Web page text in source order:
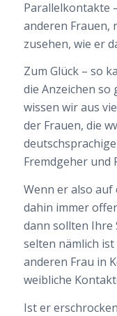
Parallelkontakte
anderen Frauen,
zusehen, wie er
Zum Glück – so
die Anzeichen so
wissen wir aus
der Frauen, die
Fremdgeher und
Wenn er also auf
dahin immer
dann sollten Ihre
selten nämlich
anderen Frau in
weibliche
Ist er